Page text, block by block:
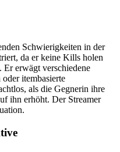
Schwierigkeiten in der
da er keine Kills holen
erwägt verschiedene
itembasierte
als die Gegnerin ihre
ihn erhöht. Der Streamer